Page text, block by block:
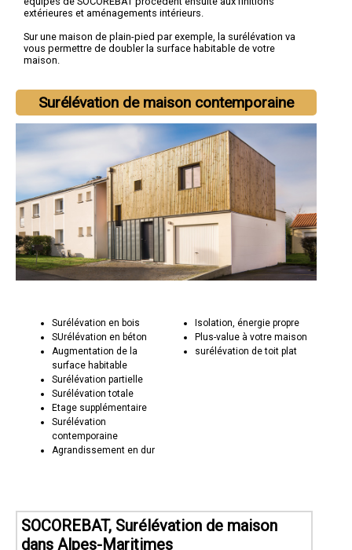
extérieures et aménagements intérieurs.
Sur une maison de plain-pied par exemple, la surélévation va
vous permettre de doubler la surface habitable de votre
maison.
Surélévation de maison contemporaine
Surélévation en bois
SUrélévation en béton
Augmentation de la
surface habitable
Surélévation partielle
Surélévation totale
Etage supplémentaire
Surélévation
contemporaine
Agrandissement en dur
Isolation, énergie propre
Plus-value à votre maison
surélévation de toit plat
SOCOREBAT, Surélévation de maison
dans Alpes-Maritimes